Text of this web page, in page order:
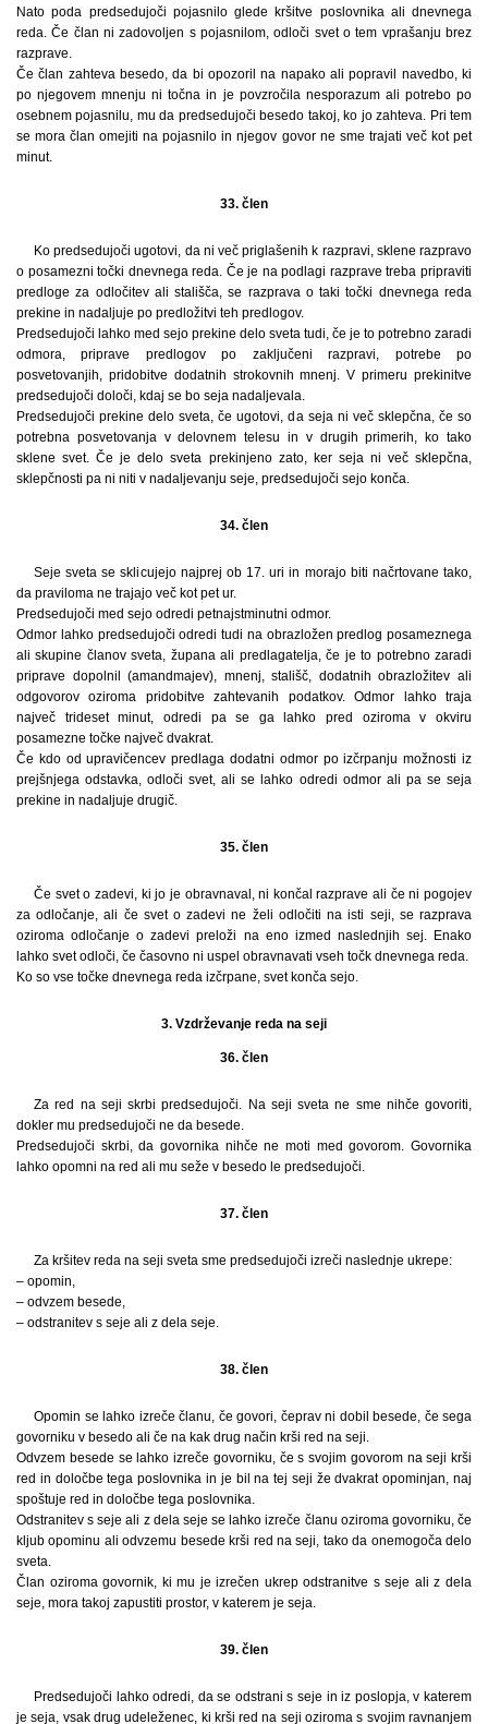
Nato poda predsedujoči pojasnilo glede kršitve poslovnika ali dnevnega
reda. Če član ni zadovoljen s pojasnilom, odloči svet o tem vprašanju brez
razprave.
Če član zahteva besedo, da bi opozoril na napako ali popravil navedbo, ki
po njegovem mnenju ni točna in je povzročila nesporazum ali potrebo po
osebnem pojasnilu, mu da predsedujoči besedo takoj, ko jo zahteva. Pri tem
se mora član omejiti na pojasnilo in njegov govor ne sme trajati več kot pet
minut.
33. člen
Ko predsedujoči ugotovi, da ni več priglašenih k razpravi, sklene razpravo
o posamezni točki dnevnega reda. Če je na podlagi razprave treba pripraviti
predloge za odločitev ali stališča, se razprava o taki točki dnevnega reda
prekine in nadaljuje po predložitvi teh predlogov.
Predsedujoči lahko med sejo prekine delo sveta tudi, če je to potrebno zaradi
odmora, priprave predlogov po zaključeni razpravi, potrebe po
posvetovanjih, pridobitve dodatnih strokovnih mnenj. V primeru prekinitve
predsedujoči določi, kdaj se bo seja nadaljevala.
Predsedujoči prekine delo sveta, če ugotovi, da seja ni več sklepčna, če so
potrebna posvetovanja v delovnem telesu in v drugih primerih, ko tako
sklene svet. Če je delo sveta prekinjeno zato, ker seja ni več sklepčna,
sklepčnosti pa ni niti v nadaljevanju seje, predsedujoči sejo konča.
34. člen
Seje sveta se sklicujejo najprej ob 17. uri in morajo biti načrtovane tako,
da praviloma ne trajajo več kot pet ur.
Predsedujoči med sejo odredi petnajstminutni odmor.
Odmor lahko predsedujoči odredi tudi na obrazložen predlog posameznega
ali skupine članov sveta, župana ali predlagatelja, če je to potrebno zaradi
priprave dopolnil (amandmajev), mnenj, stališč, dodatnih obrazložitev ali
odgovorov oziroma pridobitve zahtevanih podatkov. Odmor lahko traja
največ trideset minut, odredi pa se ga lahko pred oziroma v okviru
posamezne točke največ dvakrat.
Če kdo od upravičencev predlaga dodatni odmor po izčrpanju možnosti iz
prejšnjega odstavka, odloči svet, ali se lahko odredi odmor ali pa se seja
prekine in nadaljuje drugič.
35. člen
Če svet o zadevi, ki jo je obravnaval, ni končal razprave ali če ni pogojev
za odločanje, ali če svet o zadevi ne želi odločiti na isti seji, se razprava
oziroma odločanje o zadevi preloži na eno izmed naslednjih sej. Enako
lahko svet odloči, če časovno ni uspel obravnavati vseh točk dnevnega reda.
Ko so vse točke dnevnega reda izčrpane, svet konča sejo.
3. Vzdrževanje reda na seji
36. člen
Za red na seji skrbi predsedujoči. Na seji sveta ne sme nihče govoriti,
dokler mu predsedujoči ne da besede.
Predsedujoči skrbi, da govornika nihče ne moti med govorom. Govornika
lahko opomni na red ali mu seže v besedo le predsedujoči.
37. člen
Za kršitev reda na seji sveta sme predsedujoči izreči naslednje ukrepe:
– opomin,
– odvzem besede,
– odstranitev s seje ali z dela seje.
38. člen
Opomin se lahko izreče članu, če govori, čeprav ni dobil besede, če sega
govorniku v besedo ali če na kak drug način krši red na seji.
Odvzem besede se lahko izreče govorniku, če s svojim govorom na seji krši
red in določbe tega poslovnika in je bil na tej seji že dvakrat opominjan, naj
spoštuje red in določbe tega poslovnika.
Odstranitev s seje ali z dela seje se lahko izreče članu oziroma govorniku, če
kljub opominu ali odvzemu besede krši red na seji, tako da onemogoča delo
sveta.
Član oziroma govornik, ki mu je izrečen ukrep odstranitve s seje ali z dela
seje, mora takoj zapustiti prostor, v katerem je seja.
39. člen
Predsedujoči lahko odredi, da se odstrani s seje in iz poslopja, v katerem
je seja, vsak drug udeleženec, ki krši red na seji oziroma s svojim ravnanjem